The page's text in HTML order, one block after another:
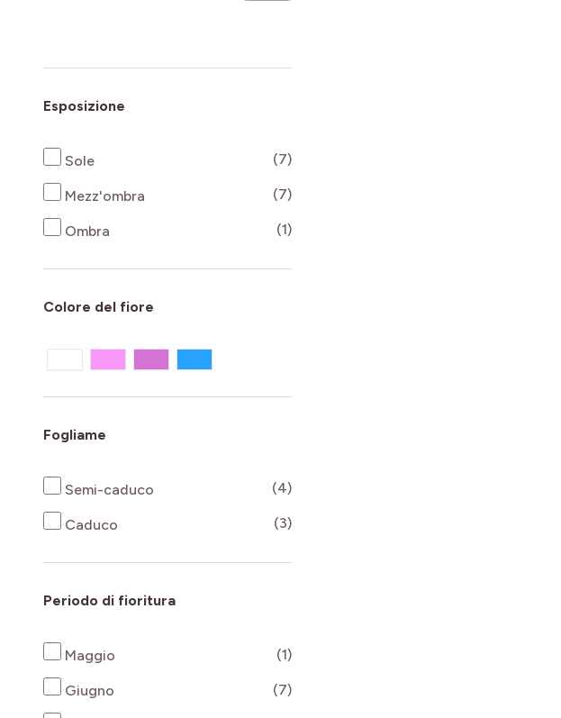
Esposizione
Sole (7)products available
Mezz'ombra (7)products available
Ombra (1)products available
Colore del fiore
Fogliame
Semi-caduco (4)products available
Caduco (3)products available
Periodo di fioritura
Maggio (1)products available
Giugno (7)products available